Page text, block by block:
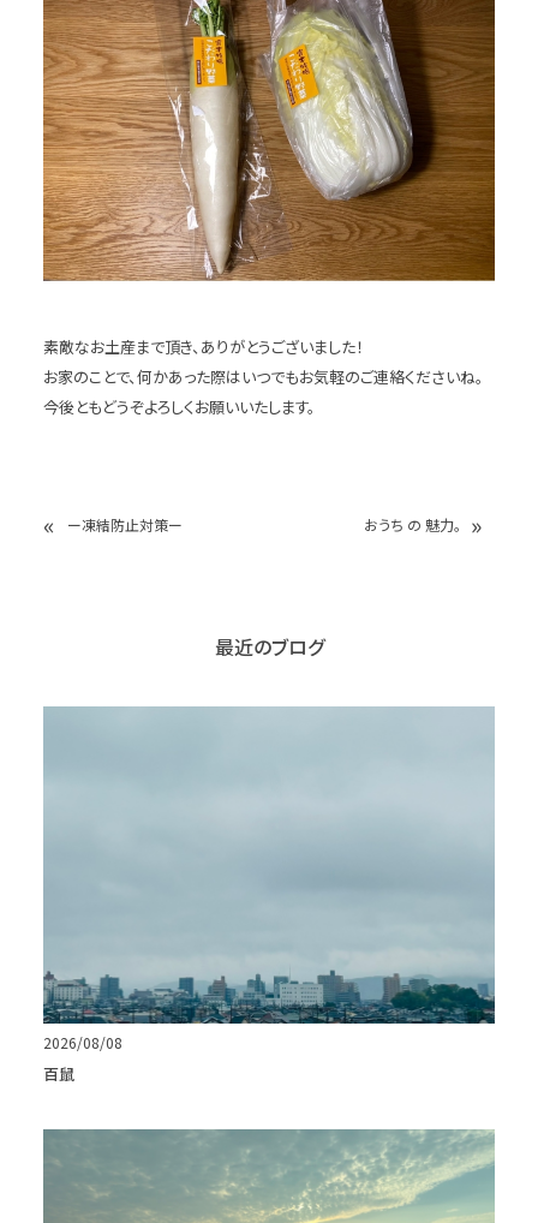
素敵なお土産まで頂き、ありがとうございました！
お家のことで、何かあった際はいつでもお気軽のご連絡くださいね。
今後ともどうぞよろしくお願いいたします。
« ー凍結防止対策ー おうち の 魅力。 »
最近のブログ
2026/08/08
百鼠